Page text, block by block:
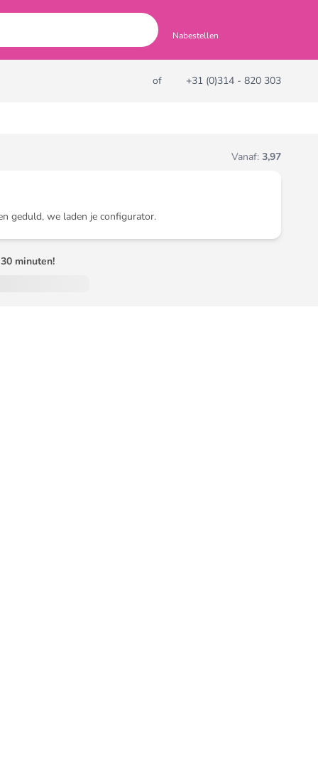
Nabestellen
of +31 (0)314 - 820 303
Vanaf: 3,97
geduld, we laden je configurator.
30 minuten!